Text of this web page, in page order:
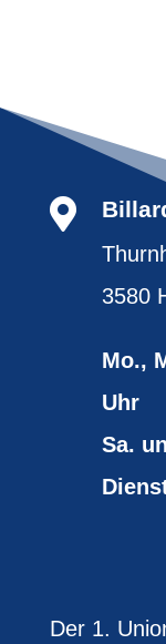

3580
Mo.,
Uhr
Sa.
Der 1.